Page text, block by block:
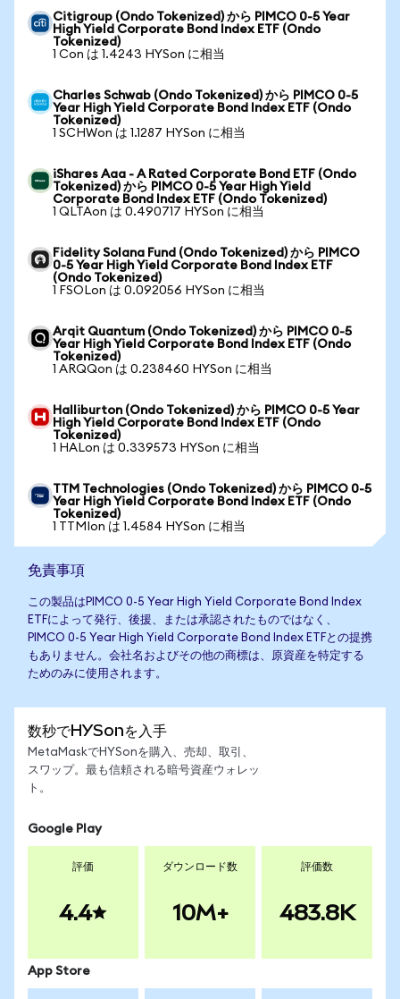
Citigroup (Ondo Tokenized) から PIMCO 0-5 Year
High Yield Corporate Bond Index ETF (Ondo
Tokenized)
1 Con は 1.4243 HYSon に相当
Charles Schwab (Ondo Tokenized) から PIMCO 0-5
Year High Yield Corporate Bond Index ETF (Ondo
Tokenized)
1 SCHWon は 1.1287 HYSon に相当
iShares Aaa - A Rated Corporate Bond ETF (Ondo
Tokenized) から PIMCO 0-5 Year High Yield
Corporate Bond Index ETF (Ondo Tokenized)
1 QLTAon は 0.490717 HYSon に相当
Fidelity Solana Fund (Ondo Tokenized) から PIMCO
0-5 Year High Yield Corporate Bond Index ETF
(Ondo Tokenized)
1 FSOLon は 0.092056 HYSon に相当
Arqit Quantum (Ondo Tokenized) から PIMCO 0-5
Year High Yield Corporate Bond Index ETF (Ondo
Tokenized)
1 ARQQon は 0.238460 HYSon に相当
Halliburton (Ondo Tokenized) から PIMCO 0-5 Year
High Yield Corporate Bond Index ETF (Ondo
Tokenized)
1 HALon は 0.339573 HYSon に相当
TTM Technologies (Ondo Tokenized) から PIMCO 0-5
Year High Yield Corporate Bond Index ETF (Ondo
Tokenized)
1 TTMIon は 1.4584 HYSon に相当
免責事項
この製品はPIMCO 0-5 Year High Yield Corporate Bond Index
ETFによって発行、後援、または承認されたものではなく、
PIMCO 0-5 Year High Yield Corporate Bond Index ETFとの提携
もありません。会社名およびその他の商標は、原資産を特定する
ためのみに使用されます。
数秒でHYSonを入手
MetaMaskでHYSonを購入、売却、取引、
スワップ。最も信頼される暗号資産ウォレッ
ト。
Google Play
評価
4.4
ダウンロード数
10M+
評価数
483.8K
App Store